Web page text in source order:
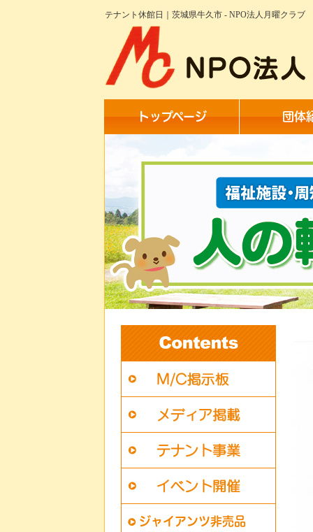
テナント休館日｜茨城県牛久市 - NPO法人月曜クラブ
トップページ 団体
ジャイアンツ非売品